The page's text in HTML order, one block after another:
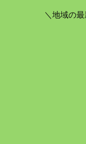
＼地域の